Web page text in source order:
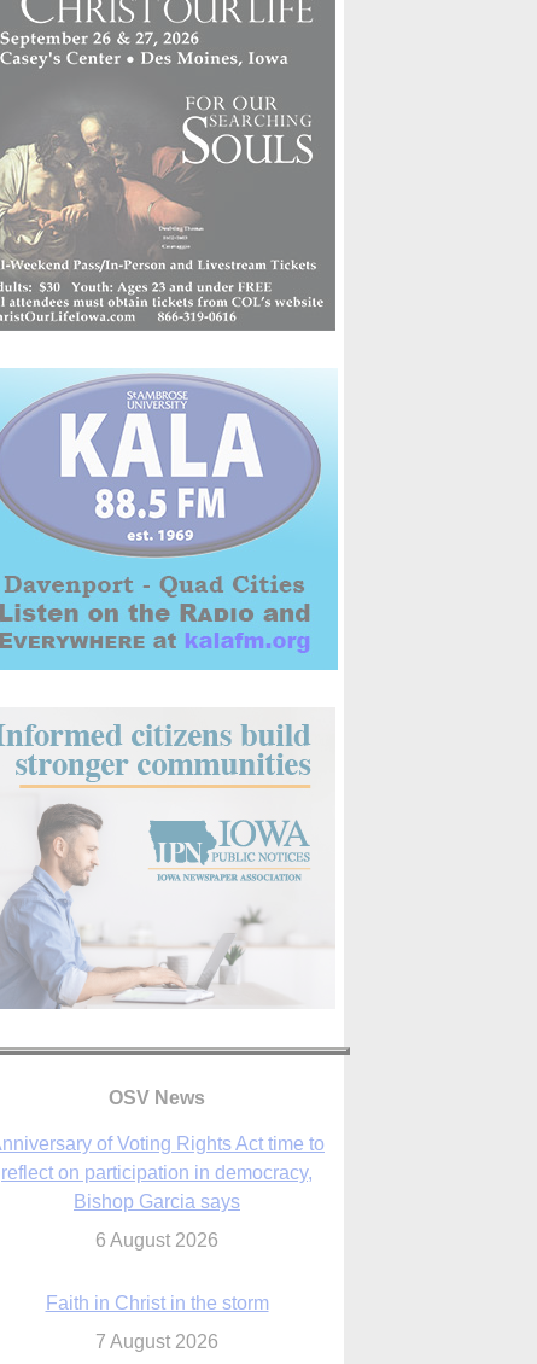
OSV News
reflect on participation in democracy,
Faith in Christ in the storm
peace plan as Catholic leaders call for
prayers